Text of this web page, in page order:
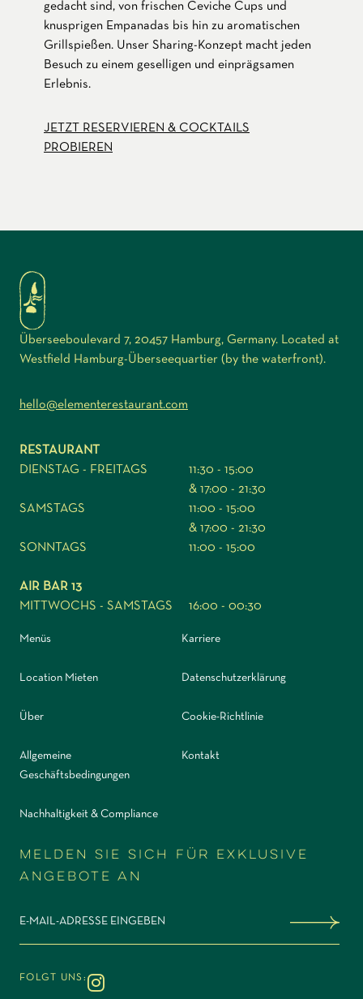
gedacht sind, von frischen Ceviche Cups und
knusprigen Empanadas bis hin zu aromatischen
Grillspießen. Unser Sharing-Konzept macht jeden
Besuch zu einem geselligen und einprägsamen
Erlebnis.
JETZT RESERVIEREN & COCKTAILS
PROBIEREN
Überseeboulevard 7, 20457 Hamburg, Germany. Located at
Westfield Hamburg-Überseequartier (by the waterfront).
hello@elementerestaurant.com
RESTAURANT
DIENSTAG - FREITAGS
11:30 - 15:00
& 17:00 - 21:30
SAMSTAGS
11:00 - 15:00
& 17:00 - 21:30
SONNTAGS
11:00 - 15:00
AIR BAR 13
MITTWOCHS - SAMSTAGS
16:00 - 00:30
Menüs Karriere
Location Mieten Datenschutzerklärung
Über Cookie-Richtlinie
Allgemeine
Geschäftsbedingungen
Kontakt
Nachhaltigkeit & Compliance
Melden Sie sich für exklusive
Angebote an
Sign me up
FOLGT UNS: Instagram